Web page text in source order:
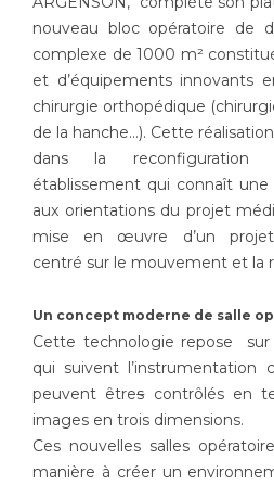
Livret d'accueil
Salon des familles
Transports sanitaires
Vos droits, vos devoirs
Handicap
Handi 13
Accueil sourds et
Charte Romain Jacob
Mouvement Parcours
Activité physique
La recherche clinique à l'AP-
Les structures de recherche
Écoles et Instituts de
Plateforme des
Adresser un patient
Réseaux de soins
Adresser un examen au
Médicale
Radiologie / Imagerie
nouveau bloc opératoire de
complexe de 1000 m²
et d’équipements innovants
chirurgie orthopédique
de la hanche…). Cette
dans la reconfiguration
établissement qui connaît
aux orientations du projet
mise en œuvre d’un projet
centré sur le mouvement et la
Un concept moderne de salle
Cette technologie repose sur
qui suivent l’instrumentation
peuvent êtrescontrôlés en
images en trois dimensions.
Ces nouvelles salles
manière à créer un